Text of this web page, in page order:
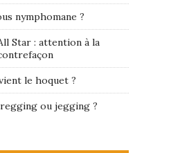
nymphomane ?
Star : attention à la
le hoquet ?
ou jegging ?